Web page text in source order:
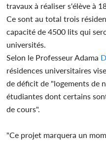
travaux à réaliser s'élève à
Ce sont au total trois
capacité de 4500 lits qui
universités.
Selon le Professeur Adama
résidences universitaires
de déficit de "logements de
étudiantes dont certains
de cours".
"Ce projet marquera un